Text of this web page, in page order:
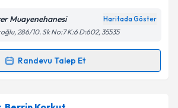
işlenmesine ilişkin
Aydınlatma
ve kişisel verilerimin belirtilen
işlenmesini kabul ediyorum.
Muayenehanesi Haritada Göster
286/10. Sk No:7 K:6 D:602, 35535
Randevu Talep Et
Talebi
Edizeriçin randevu takvimi talebi